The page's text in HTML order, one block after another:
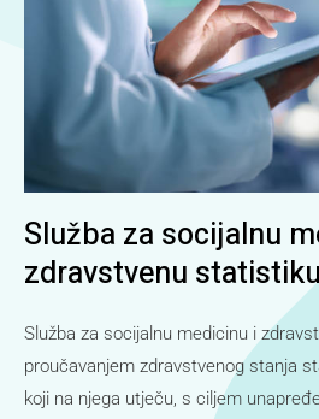
Služba za socijalnu
zdravstvenu
Služba za socijalnu medicinu i
proučavanjem zdravstvenog stanja
koji na njega utječu, s ciljem